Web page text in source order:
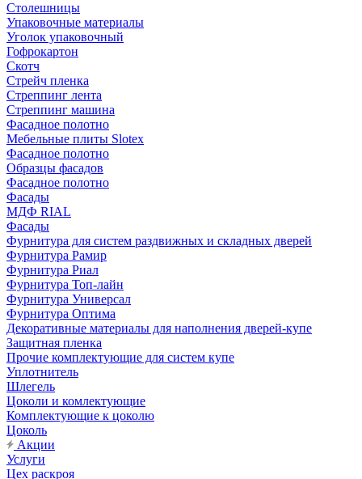
Столешницы
Упаковочные материалы
Уголок упаковочный
Гофрокартон
Скотч
Стрейч пленка
Стреппинг лента
Стреппинг машина
Фасадное полотно
Мебельные плиты Slotex
Фасадное полотно
Образцы фасадов
Фасадное полотно
Фасады
МДФ RIAL
Фасады
Фурнитура для систем раздвижных и складных дверей
Фурнитура Рамир
Фурнитура Риал
Фурнитура Топ-лайн
Фурнитура Универсал
Фурнитура Оптима
Декоративные материалы для наполнения дверей-купе
Защитная пленка
Прочие комплектующие для систем купе
Уплотнитель
Шлегель
Цоколи и комлектующие
Комплектующие к цоколю
Цоколь
Акции
Услуги
Цех раскроя